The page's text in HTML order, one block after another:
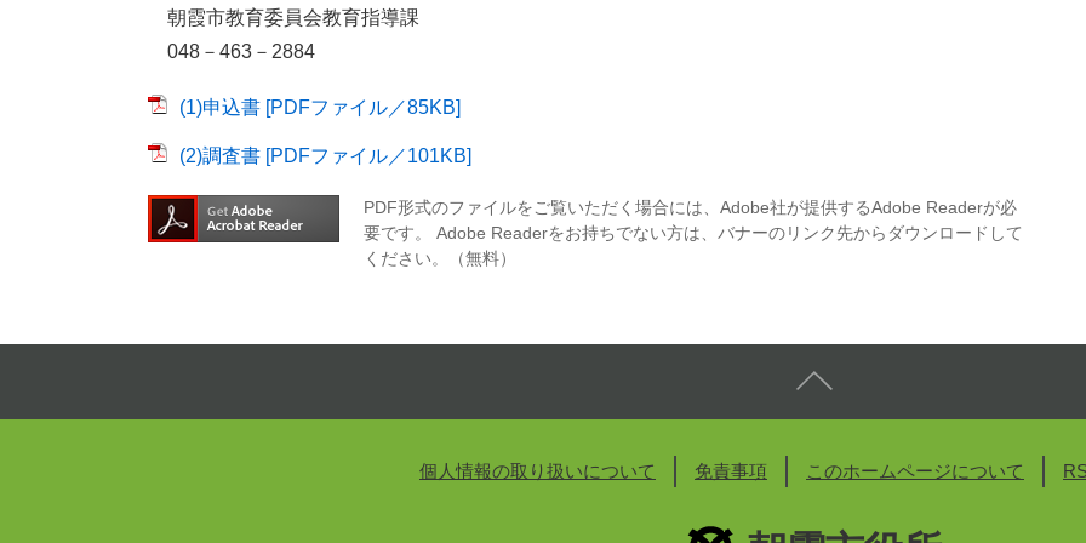
朝霞市教育委員会教育指導課
048－463－2884
(1)申込書 [PDFファイル／85KB]
(2)調査書 [PDFファイル／101KB]
PDF形式のファイルをご覧いただく場合には、Adobe社が提供するAdobe Readerが必
要です。
Adobe Readerをお持ちでない方は、バナーのリンク先からダウンロードして
ください。（無料）
個人情報の取り扱いについて 免責事項 このホームページについて